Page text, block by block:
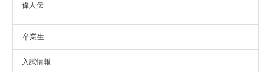
偉人伝
卒業生
入試情報